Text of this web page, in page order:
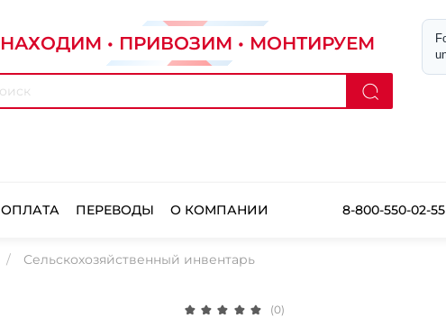
НАХОДИМ • ПРИВОЗИМ • МОНТИРУЕМ
ОПЛАТА ПЕРЕВОДЫ О КОМПАНИИ 8-800-550-02-55
Сельскохозяйственный инвентарь
(0)